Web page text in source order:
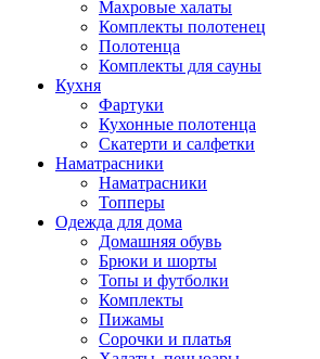
Махровые халаты
Комплекты полотенец
Полотенца
Комплекты для сауны
Кухня
Фартуки
Кухонные полотенца
Скатерти и салфетки
Наматрасники
Наматрасники
Топперы
Одежда для дома
Домашняя обувь
Брюки и шорты
Топы и футболки
Комплекты
Пижамы
Сорочки и платья